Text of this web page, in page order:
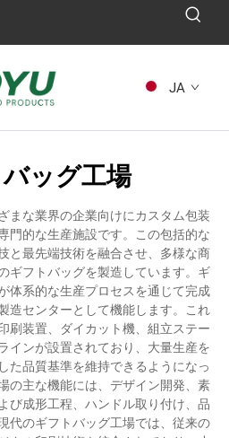
JA
ッグ工場
まな業界の企業向けにカスタム包装
門的な生産施設です。この包括的な
と最先端技術を融合させ、多様な商
ギフトバッグを製造しています。ギ
体系的な生産プロセスを通じて完成
造センターとして機能します。これ
刷装置、ダイカット機、組立ステー
インが設置されており、大量生産を
た品質基準を維持できるようになっ
の主な機能には、デザイン開発、素
び成形工程、ハンドル取り付け、品
代のギフトバッグ工場では、従来の